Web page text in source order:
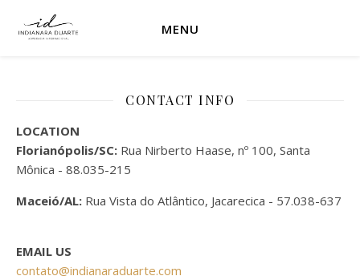
MENU
CONTACT INFO
LOCATION
Florianópolis/SC: Rua Nirberto Haase, nº 100, Santa
Mônica - 88.035-215
Maceió/AL: Rua Vista do Atlântico, Jacarecica - 57.038-637
EMAIL US
contato@indianaraduarte.com